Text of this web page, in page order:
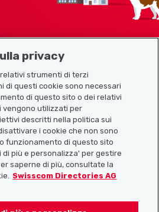
privacy
strumenti di terzi
di questi cookie sono necessari
di questo sito o dei relativi
vengono utilizzati per
descritti nella politica sui
i cookie che non sono
funzionamento di questo sito
di più e personalizza' per gestire
saperne di più, consultate la
Swisscom Directories AG